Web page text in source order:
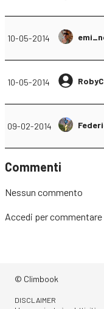
10-05-2014
10-05-2014
09-02-2014
Commenti
Nessun commento
Accedi per commentare
© Climbook
DISCLAIMER